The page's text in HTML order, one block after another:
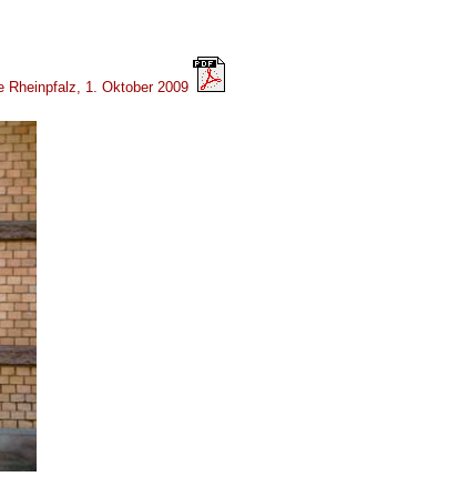
Rheinpfalz, 1. Oktober 2009